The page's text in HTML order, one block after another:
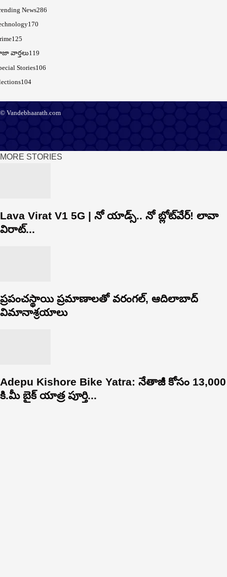
News286
170
125
వార్తలు119
Stories106
104
© Vandebhaarath.com
MORE STORIES
Lava Virat V1 5G | నో యాడ్స్.. నో బ్లోట్‌వేర్! లావా
విరాట్...
ప్రపంచస్థాయి ప్రమాణాలతో వరంగల్, ఆదిలాబాద్
విమానాశ్రయాలు
Adepu Kishore Bike Yatra: నేతాజీ కోసం 13,000
కి.మీ బైక్ యాత్ర పూర్తి...